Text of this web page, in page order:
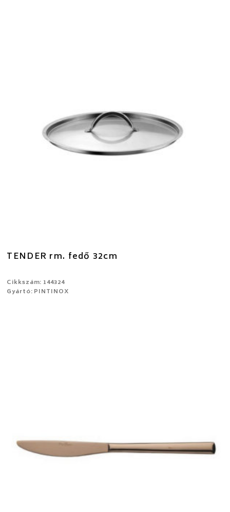
TENDER rm. fedő 32cm
Cikkszám: 144324
Gyártó: PINTINOX